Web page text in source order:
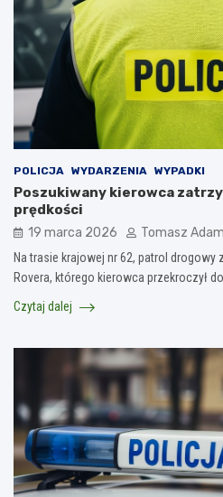
POLICJA WYDARZENIA WYPADKI
Poszukiwany kierowca
prędkości
19 marca 2026 Tomasz
Na trasie krajowej nr 62, patrol drogowy
Rovera, którego kierowca przekroczył
Czytaj dalej